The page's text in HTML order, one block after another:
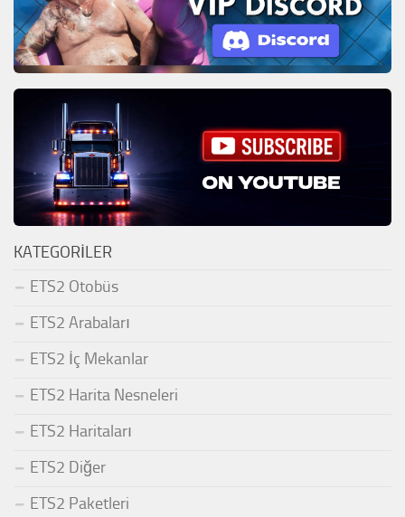
KATEGORILER
ETS2 Otobüs
ETS2 Arabaları
ETS2 İç Mekanlar
ETS2 Harita Nesneleri
ETS2 Haritaları
ETS2 Diğer
ETS2 Paketleri